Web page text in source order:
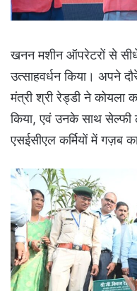
खनन मशीन ऑपरेटरों से सीधे
उत्साहवर्धन किया। अपने
मंत्री श्री रेड्डी ने कोयला
किया, एवं उनके साथ सेल्फी
एसईसीएल कर्मियों में गज़ब